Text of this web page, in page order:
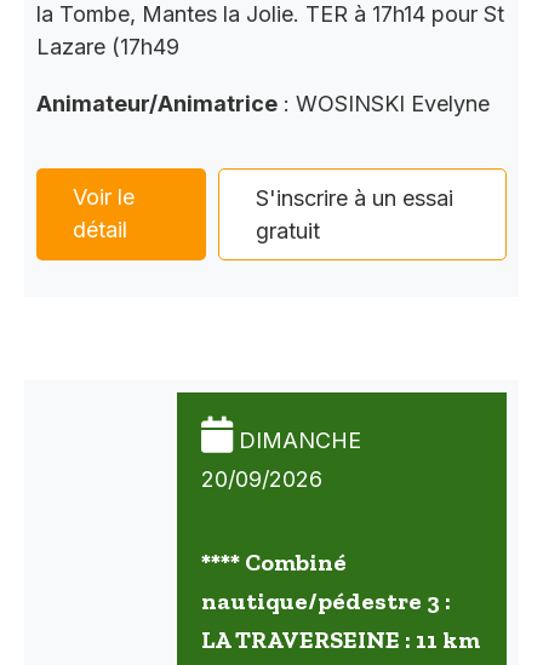
la Tombe, Mantes la Jolie. TER à 17h14 pour St
Lazare (17h49
Animateur/Animatrice : WOSINSKI Evelyne
Voir le
détail
S'inscrire à un essai
gratuit
DIMANCHE
20/09/2026
**** Combiné
nautique/pédestre 3 :
LA TRAVERSEINE : 11 km